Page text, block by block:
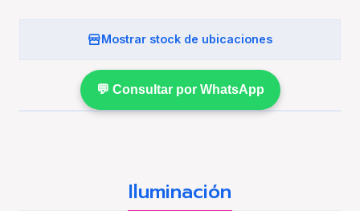
Mostrar stock de ubicaciones
💬 Consultar por WhatsApp
Iluminación